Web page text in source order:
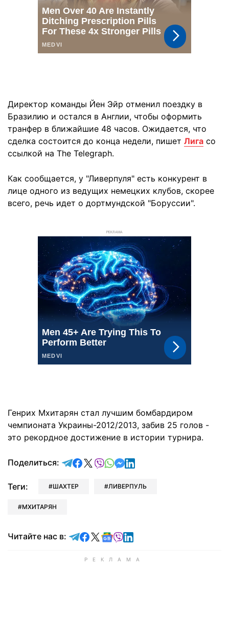
Директор команды Йен Эйр отменил поездку в
Бразилию и остался в Англии, чтобы оформить
транфер в ближайшие 48 часов. Ожидается, что
сделка состоится до конца недели, пишет Лига со
ссылкой на The Telegraph.
Как сообщается, у "Ливерпуля" есть конкурент в
лице одного из ведущих немецких клубов, скорее
всего, речь идет о дортмундской "Боруссии".
РЕКЛАМА
Генрих Мхитарян стал лучшим бомбардиром
чемпионата Украины-2012/2013, забив 25 голов -
это рекордное достижение в истории турнира.
Поделиться: отправить в Telegram
поделиться в Facebook
поделиться в X
отправить в Viber
отправить в Whatsapp
отправить в Messenger
отправить в LinkedIn
Теги: ШАХТЕР ЛИВЕРПУЛЬ
МХИТАРЯН
Читайте нас в: Читайте в Telegram
Читайте в Facebook
Читайте в X
Читайте в Google news
Читайте в Viber
Читайте в LinkedIn